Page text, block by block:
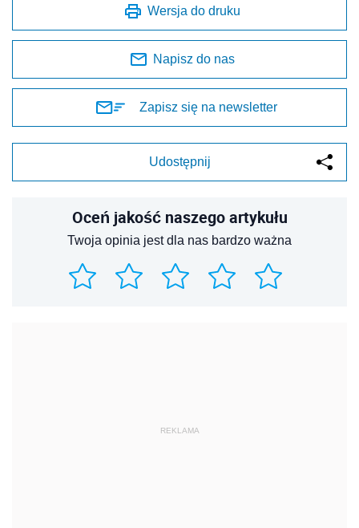
Wersja do druku
Napisz do nas
Zapisz się na newsletter
Udostępnij
Oceń jakość naszego artykułu
Twoja opinia jest dla nas bardzo ważna
REKLAMA